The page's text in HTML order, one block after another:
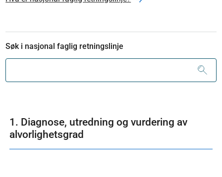
Søk i nasjonal faglig retningslinje
1. Diagnose, utredning og vurdering av
alvorlighetsgrad